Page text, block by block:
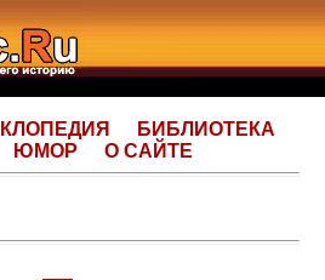
БИБЛИОТЕКА
ЮМОР О САЙТЕ